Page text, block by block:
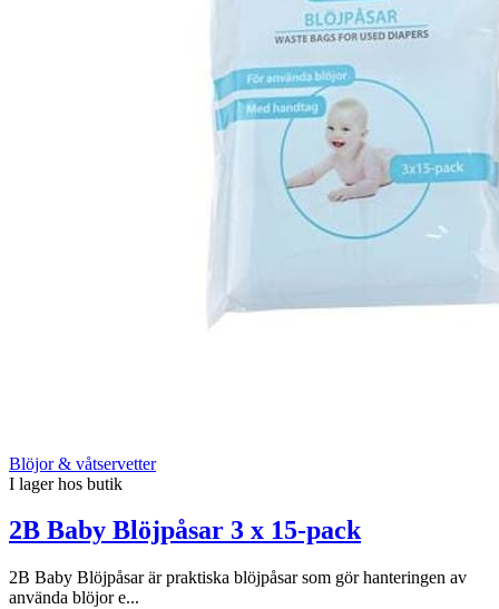
Blöjor & våtservetter
I lager hos butik
2B Baby Blöjpåsar 3 x 15-pack
2B Baby Blöjpåsar är praktiska blöjpåsar som gör hanteringen av
använda blöjor e...